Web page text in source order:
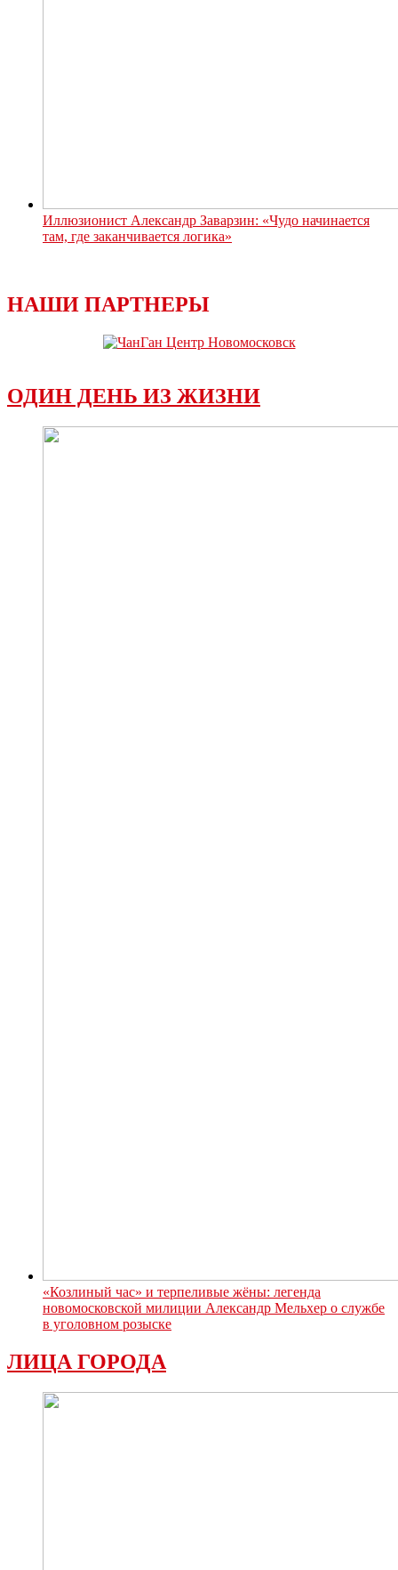
Иллюзионист Александр Заварзин: «Чудо начинается
там, где заканчивается логика»
НАШИ ПАРТНЕРЫ
ОДИН ДЕНЬ ИЗ ЖИЗНИ
«Козлиный час» и терпеливые жёны: легенда
новомосковской милиции Александр Мельхер о службе
в уголовном розыске
ЛИЦА ГОРОДА